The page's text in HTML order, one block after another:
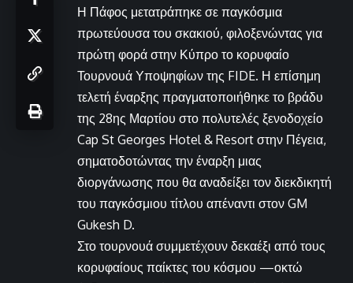
Η Πάφος μετατράπηκε σε παγκόσμια
πρωτεύουσα του σκακιού, φιλοξενώντας για
πρώτη φορά στην Κύπρο το κορυφαίο
Τουρνουά Υποψηφίων της FIDE. Η επίσημη
τελετή έναρξης πραγματοποιήθηκε το βράδυ
της 28ης Μαρτίου στο πολυτελές ξενοδοχείο
Cap St Georges Hotel & Resort στην Πέγεια,
σηματοδοτώντας την έναρξη μιας
διοργάνωσης που θα αναδείξει τον διεκδικητή
του παγκόσμιου τίτλου απέναντι στον GM
Gukesh D.
Στο τουρνουά συμμετέχουν δεκαέξι από τους
κορυφαίους παίκτες του κόσμου —οκτώ